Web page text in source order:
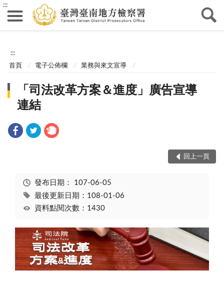
:::
:::
首頁 電子公佈欄 業務與來文宣導
「司法改革方案＆進度」廣告宣導
連結
回上一頁
發布日期： 107-06-05
最後更新日期：108-01-06
資料點閱次數：1430